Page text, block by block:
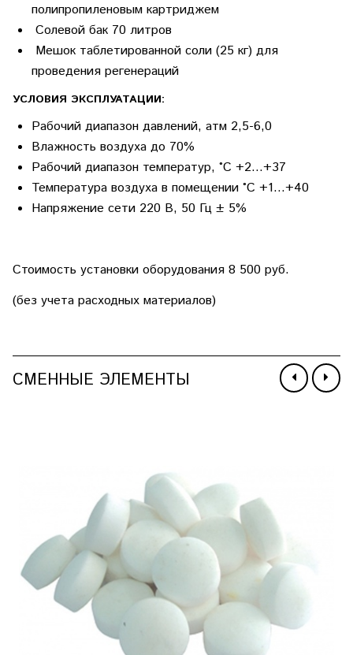
полипропиленовым картриджем
Солевой бак 70 литров
Мешок таблетированной соли (25 кг) для
проведения регенераций
УСЛОВИЯ ЭКСПЛУАТАЦИИ:
Рабочий диапазон давлений, атм 2,5-6,0
Влажность воздуха до 70%
Рабочий диапазон температур, °С +2…+37
Температура воздуха в помещении °С +1…+40
Напряжение сети 220 В, 50 Гц ± 5%
Стоимость установки оборудования 8 500 руб.
(без учета расходных материалов)
СМЕННЫЕ ЭЛЕМЕНТЫ